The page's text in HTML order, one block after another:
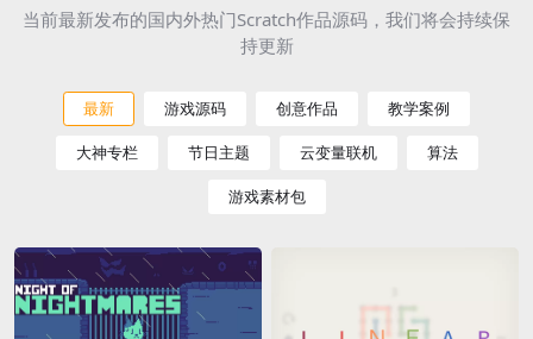
当前最新发布的国内外热门Scratch作品源码，我们将会持续保
持更新
最新 游戏源码 创意作品 教学案例
大神专栏 节日主题 云变量联机 算法
游戏素材包